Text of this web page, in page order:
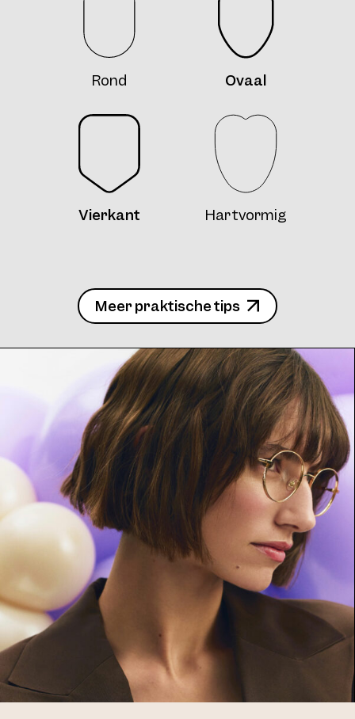
Rond Ovaal
Vierkant Hartvormig
Meer praktische tips
4734 Clip Col. 10 50
4734 Clip2 Col. 12 55
4734 Clip4 Col. 13 56
4734 Clip4 Col. 13 56